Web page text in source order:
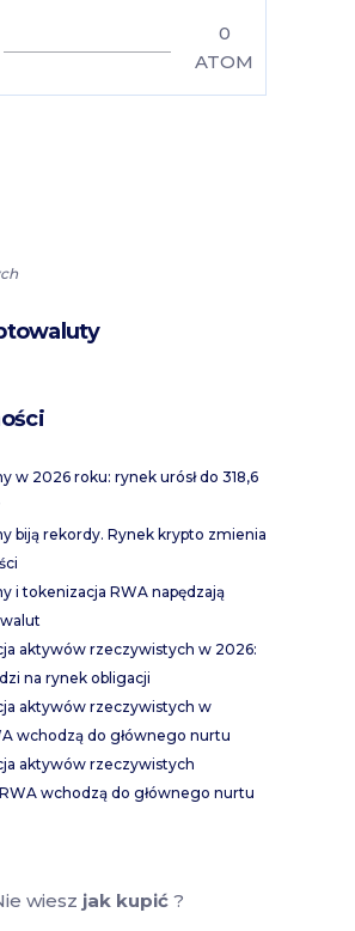
0
ATOM
w 2026 roku: rynek urósł do 318,6
biją rekordy. Rynek krypto zmienia
i tokenizacja RWA napędzają
aktywów rzeczywistych w 2026:
na rynek obligacji
aktywów rzeczywistych w
wchodzą do głównego nurtu
aktywów rzeczywistych
wchodzą do głównego nurtu
wiesz jak kupić?